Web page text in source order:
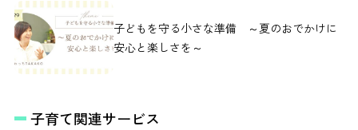
子どもを守る小さな準備 ～夏のおでかけに
安心と楽しさを～
子育て関連サービス